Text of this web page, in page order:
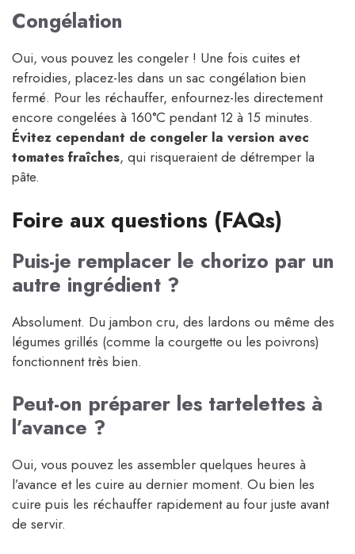
Congélation
Oui, vous pouvez les congeler ! Une fois cuites et
refroidies, placez-les dans un sac congélation bien
fermé. Pour les réchauffer, enfournez-les directement
encore congelées à 160°C pendant 12 à 15 minutes.
Évitez cependant de congeler la version avec
tomates fraîches, qui risqueraient de détremper la
pâte.
Foire aux questions (FAQs)
Puis-je remplacer le chorizo par un
autre ingrédient ?
Absolument. Du jambon cru, des lardons ou même des
légumes grillés (comme la courgette ou les poivrons)
fonctionnent très bien.
Peut-on préparer les tartelettes à
l’avance ?
Oui, vous pouvez les assembler quelques heures à
l’avance et les cuire au dernier moment. Ou bien les
cuire puis les réchauffer rapidement au four juste avant
de servir.